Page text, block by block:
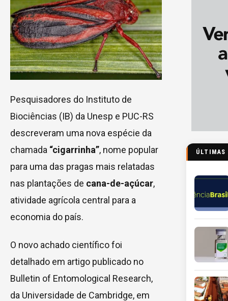
Pesquisadores do Instituto de
Biociências (IB) da Unesp e PUC-RS
descreveram uma nova espécie da
chamada “cigarrinha”, nome popular
para uma das pragas mais relatadas
nas plantações de cana-de-açúcar,
atividade agrícola central para a
economia do país.
O novo achado científico foi
detalhado em artigo publicado no
Bulletin of Entomological Research,
da Universidade de Cambridge, em